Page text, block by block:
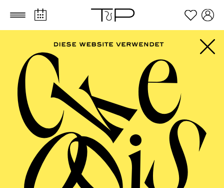
Zum Hauptinhalt springen Zum Footer springen
PHILHARMONIE